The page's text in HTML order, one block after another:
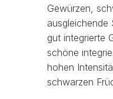
Gewürzen,
ausgleichende
gut integrierte
schöne
hohen
schwarzen